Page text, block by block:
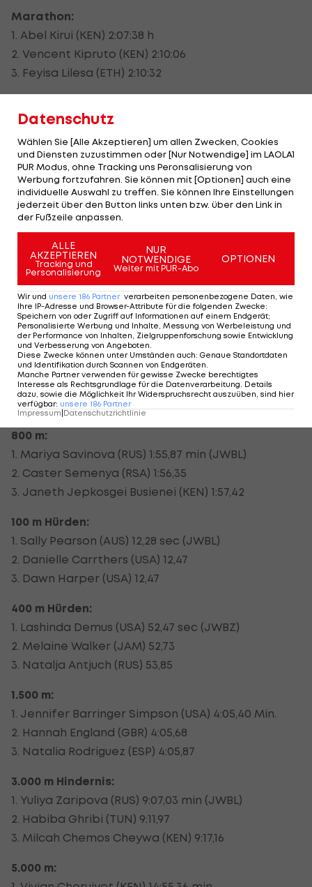
Marathon:
1. Abel Kirui (KEN) 2:07:38 h
2. Vencent Kipruto (KEN) 2:10:06
3. Feyisa Lilesa (ETH) 2:10:32
100 m:
1. Carmelita Jeter (USA) 10,90 sec
2. Veronica Campbell-Brown (JAM) 10,97
3. Kelly-Ann Baptiste (TRI) 10,98
200 m:
1. Veronica Campbell-Brown (JAM) 22,22 sec
2. Carmelita Jeter (USA) 22,37
3. Allyson Felix (USA) 22,42
400 m:
1. Amantle Montsho (BOT) 49,56 sec
2. Allyson Felix (USA) 49,59
3. Anastasiya Kapachinskaya 50,24
800 m:
1. Mariya Savinova (RUS) 1:55,87 min (JWBL)
2. Caster Semenya (RSA) 1:56,35
3. Janeth Jepkosgei Busienei (KEN) 1:57,42
100 m Hürden:
1. Sally Pearson (AUS) 12,28 sec (JWBL)
2. Danielle Carrthers (USA) 12,47
3. Dawn Harper (USA) 12,47
400 m Hürden:
1. Lashinda Demus (USA) 52,47 sec (JWBZ)
2. Melaine Walker (JAM) 52,73
3. Natalja Antjuch (RUS) 53,85
1.500 m:
1. Jennifer Barringer Simpson (USA) 4:05,40 Min.
2. Hannah England (GBR) 4:05,68
3. Natalia Rodriguez (ESP) 4:05,87
3.000 m Hindernis:
1. Yuliya Zaripova (RUS) 9:07,03 min (JWBL)
2. Habiba Ghribi (TUN) 9:11,97
3. Milcah Chemos Cheywa (KEN) 9:17,16
5.000 m:
Datenschutz
Wählen Sie [Alle Akzeptieren] um allen Zwecken, Cookies
und Diensten zuzustimmen oder [Nur Notwendige] im LAOLA1
PUR Modus, ohne Tracking uns Peronsalisierung von
Werbung fortzufahren. Sie können mit [Optionen] auch eine
individuelle Auswahl zu treffen. Sie können Ihre Einstellungen
jederzeit über den Button links unten bzw. über den Link in
der Fußzeile anpassen.
ALLE
AKZEPTIEREN
Tracking und
Personalisierung
NUR
NOTWENDIGE
Weiter mit PUR-Abo
OPTIONEN
Wir und unsere 186 Partner verarbeiten personenbezogene Daten, wie
Ihre IP-Adresse und Browser-Attribute für die folgenden Zwecke:
Speichern von oder Zugriff auf Informationen auf einem Endgerät;
Personalisierte Werbung und Inhalte, Messung von Werbeleistung und
der Performance von Inhalten, Zielgruppenforschung sowie Entwicklung
und Verbesserung von Angeboten
Diese Zwecke können unter Umständen auch: Genaue Standortdaten
und Identifikation durch Scannen von Endgeräten
Manche Partner verwenden für gewisse Zwecke berechtigtes
Interesse als Rechtsgrundlage für die Datenverarbeitung. Details
dazu, sowie die Möglichkeit Ihr Widerspruchsrecht auszuüben, sind hier
verfügbar: unsere 186 Partner
Impressum|Datenschutzrichtlinie